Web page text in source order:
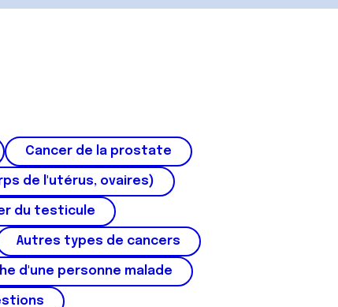
Cancer de la prostate
de l'utérus, ovaires)
du testicule
Autres types de cancers
d'une personne malade